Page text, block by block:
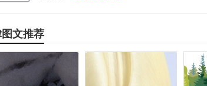
文推荐